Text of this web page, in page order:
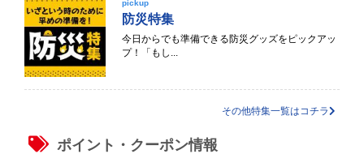
pickup
防災特集
今日からでも準備できる防災グッズをピックアッ
プ！「もし...
その他特集一覧はコチラ
ポイント・クーポン情報